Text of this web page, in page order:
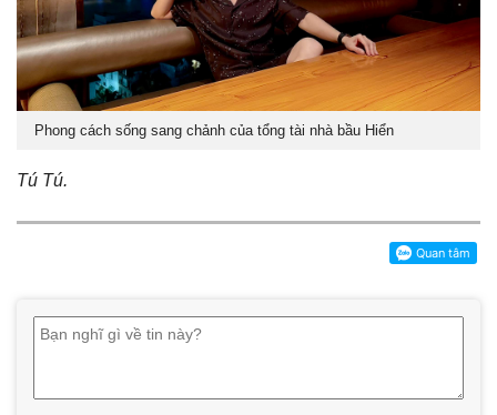
Phong cách sống sang chảnh của tổng tài nhà bầu Hiển
Tú Tú.